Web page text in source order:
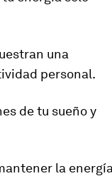
una
personal.
de tu sueño y
la